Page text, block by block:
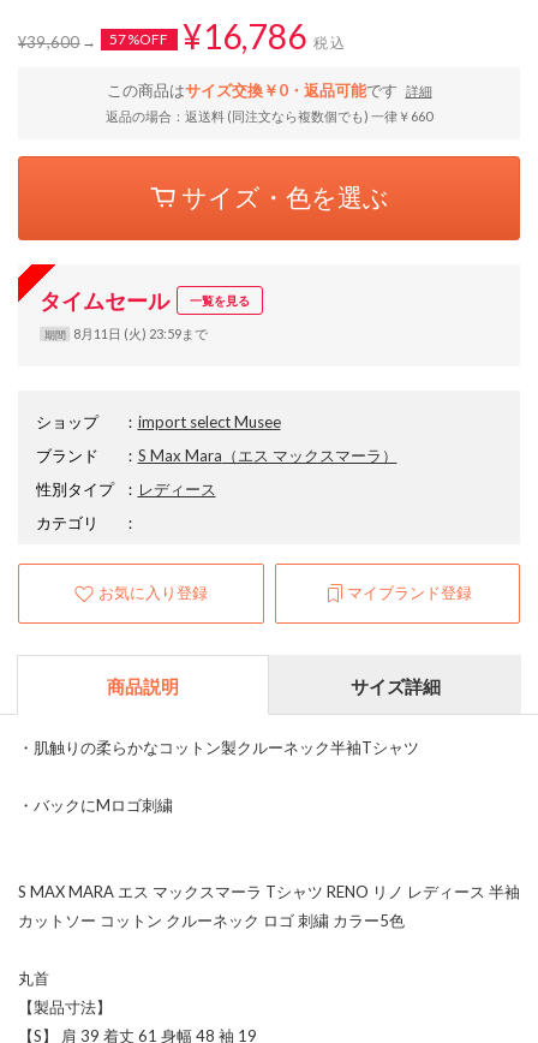
¥39,600 57%OFF ¥16,786 税込
この商品はサイズ交換￥0・返品可能です
詳細
返品の場合：返送料 (同注文なら複数個でも) 一律￥660
サイズ・色を選ぶ
タイムセール 一覧を見る
期間 8月11日 (火) 23:59まで
ショップ ： import select Musee
ブランド
： S Max Mara （エス マックスマーラ）
性別タイプ
： レディース
カテゴリ
：
お気に入り登録 マイブランド登録
商品説明 サイズ詳細
・肌触りの柔らかなコットン製クルーネック半袖Tシャツ
・バックにMロゴ刺繍
S MAX MARA エス マックスマーラ Tシャツ RENO リノ レディース 半袖
カットソー コットン クルーネック ロゴ 刺繍 カラー5色
丸首
【製品寸法】
【S】 肩 39 着丈 61 身幅 48 袖 19